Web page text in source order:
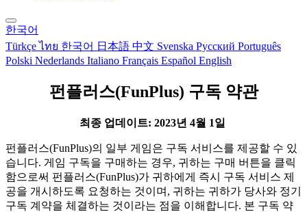
한국어
Türkçeไทย 한국어 日本語 中文 Svenska Русский Português
Polski Nederlands Italiano Français Español English
펀플러스(FunPlus) 구독 약관
최종 업데이트: 2023년 4월 1일
펀플러스(FunPlus)의 일부 게임은 구독 서비스를 제공할 수 있
습니다. 게임 구독을 구매하는 경우, 귀하는 구매 버튼을 클릭
함으로써 펀플러스(FunPlus)가 귀하에게 즉시 구독 서비스 제
공을 개시하도록 요청하는 것이며, 귀하는 귀하가 당사와 정기
구독 계약을 체결하는 것이라는 점을 이해합니다. 본 구독 약